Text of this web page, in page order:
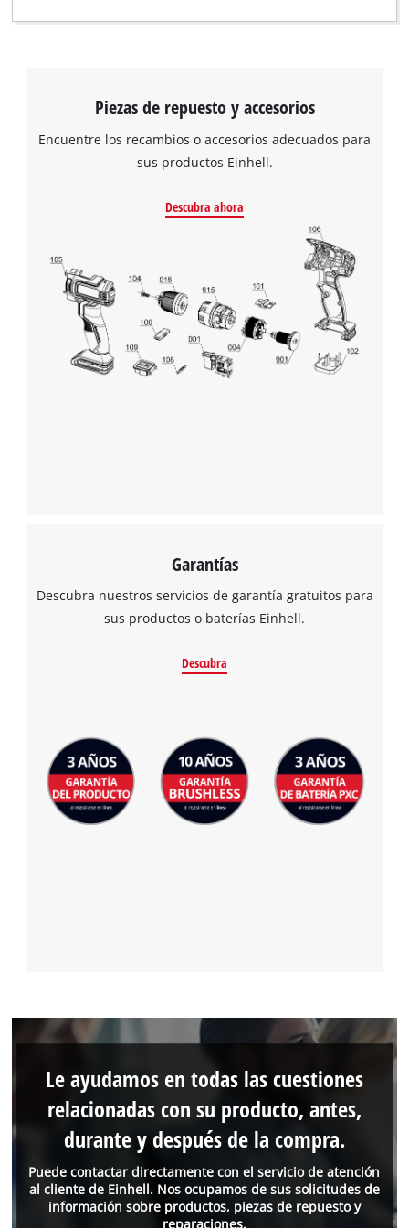
Piezas de repuesto y accesorios
Encuentre los recambios o accesorios adecuados para
sus productos Einhell.
Descubra ahora
Garantías
Descubra nuestros servicios de garantía gratuitos para
sus productos o baterías Einhell.
Descubra
Puede contactar directamente con el servicio de atención
al cliente de Einhell. Nos ocupamos de sus solicitudes de
información sobre productos, piezas de repuesto y
reparaciones.
Le ayudamos en todas las cuestiones
relacionadas con su producto, antes,
durante y después de la compra.